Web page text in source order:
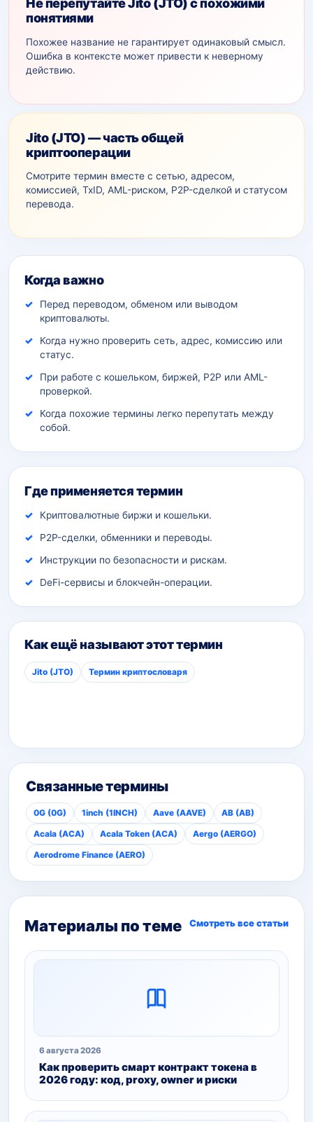
Не перепутайте Jito (JTO) с похожими
понятиями
Похожее название не гарантирует одинаковый смысл.
Ошибка в контексте может привести к неверному
действию.
Jito (JTO) — часть общей
криптооперации
Смотрите термин вместе с сетью, адресом,
комиссией, TxID, AML-рискoм, P2P-сделкой и статусом
перевода.
Дополнительный контекст
Когда важно
Перед переводом, обменом или выводом
криптовалюты.
Когда нужно проверить сеть, адрес, комиссию или
статус.
При работе с кошельком, биржей, P2P или AML-
проверкой.
Когда похожие термины легко перепутать между
собой.
Где применяется термин
Криптовалютные биржи и кошельки.
P2P-сделки, обменники и переводы.
Инструкции по безопасности и рискам.
DeFi-сервисы и блокчейн-операции.
Как ещё называют этот термин
Jito (JTO) Термин криптословаря
Связанные термины
0G (0G) 1inch (1INCH) Aave (AAVE) AB (AB)
Acala (ACA) Acala Token (ACA) Aergo (AERGO)
Aerodrome Finance (AERO)
Материалы по теме Смотреть все статьи
6 августа 2026
Как проверить смарт контракт токена в
2026 году: код, proxy, owner и риски